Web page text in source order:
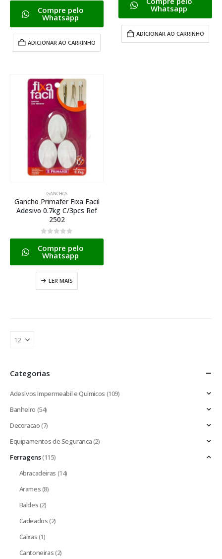
Compre pelo
Whatsapp
ADICIONAR AO CARRINHO
Whatsapp
ADICIONAR AO CARRINHO
GANCHOS
Gancho Primafer Fixa Facil
Adesivo 0.7kg C/3pcs Ref
2502
0de 5
Compre pelo
Whatsapp
LER MAIS
Categorias
Adesivos Impermeabil e Quimicos (109)
Banheiro (54)
Decoracao(7)
Equipamentos de Seguranca(2)
Ferragens(115)
Abracadeiras (14)
Arames(8)
Baldes(2)
Cadeados(2)
Caixas(1)
Cantoneiras(2)